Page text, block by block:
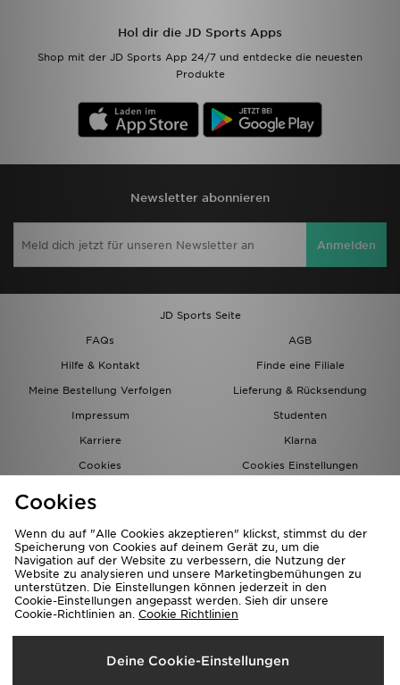
Hol dir die JD Sports Apps
Shop mit der JD Sports App 24/7 und entdecke die neuesten
Produkte
Newsletter abonnieren
Anmelden
JD Sports Seite
FAQs
AGB
Hilfe & Kontakt
Finde eine Filiale
Meine Bestellung Verfolgen
Lieferung & Rücksendung
Impressum
Studenten
Karriere
Klarna
Cookies
Cookies Einstellungen
Lieferung Nach
Deutschland
Cookies
Wenn du auf "Alle Cookies akzeptieren" klickst, stimmst du der
Speicherung von Cookies auf deinem Gerät zu, um die
Navigation auf der Website zu verbessern, die Nutzung der
Website zu analysieren und unsere Marketingbemühungen zu
unterstützen. Die Einstellungen können jederzeit in den
Cookie-Einstellungen angepasst werden. Sieh dir unsere
Cookie-Richtlinien an. Cookie Richtlinien
Deine Cookie-Einstellungen